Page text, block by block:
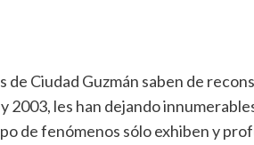
Ciudad Guzmán saben de
2003, les han dejando
de fenómenos sólo exhiben y